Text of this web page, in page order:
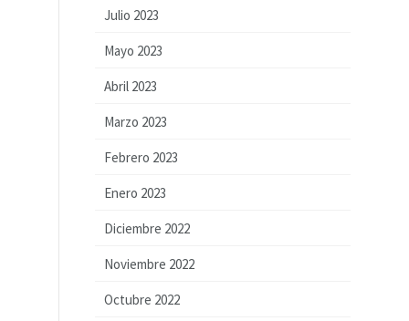
Julio 2023
Mayo 2023
Abril 2023
Marzo 2023
Febrero 2023
Enero 2023
Diciembre 2022
Noviembre 2022
Octubre 2022